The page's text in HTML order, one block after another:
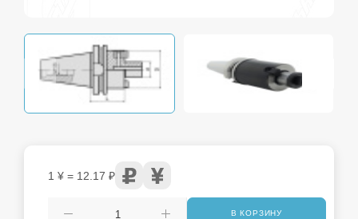
1 ¥ = 12.17 ₽
В КОРЗИНУ